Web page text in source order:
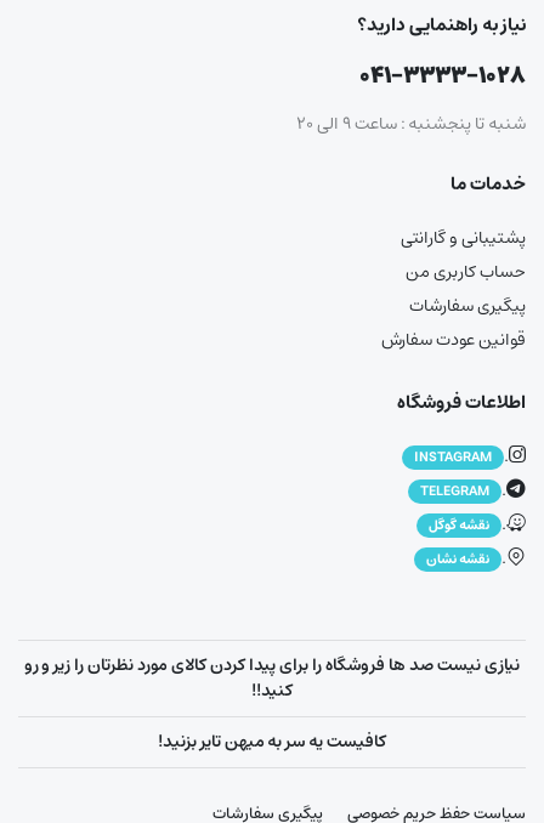
نیاز به راهنمایی دارید؟
۰۴۱-۳۳۳۳-۱۰۲۸
شنبه تا پنجشنبه : ساعت ۹ الی ۲۰
خدمات ما
پشتیبانی و گارانتی
حساب کاربری من
پیگیری سفارشات
قوانین عودت سفارش
اطلاعات فروشگاه
.
INSTAGRAM
.
TELEGRAM
. نقشه گوگل
. نقشه نشان
نیازی نیست صد ها فروشگاه را برای پیدا کردن کالای مورد نظرتان را زیر و رو
کنید!!
کافیست یه سر به میهن تایر بزنید!
سیاست حفظ حریم خصوصی پیگیری سفارشات